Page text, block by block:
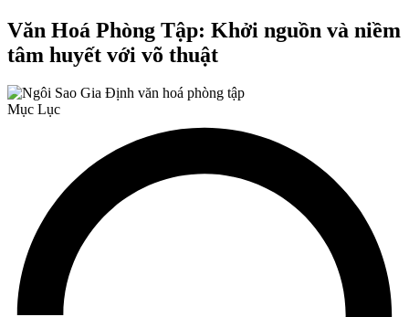
Văn Hoá Phòng Tập: Khởi nguồn và niềm
tâm huyết với võ thuật
Mục Lục